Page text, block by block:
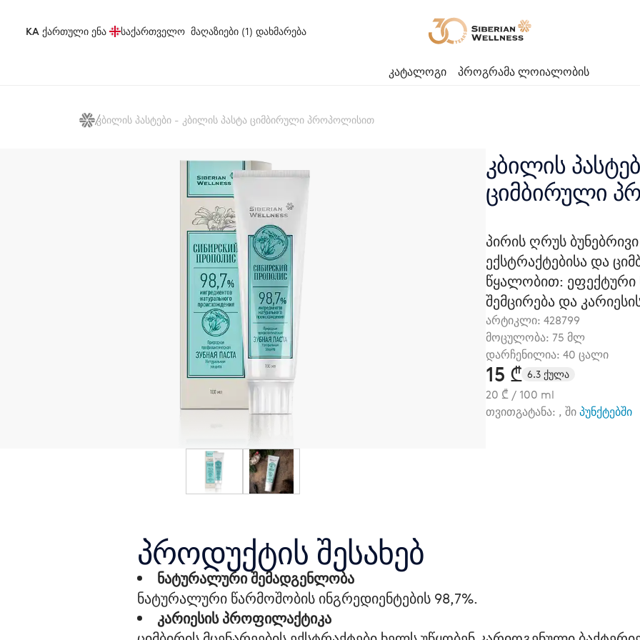
KA ქართული ენა საქართველო მაღაზიები (1) დახმარება
კატალოგი პროგრამა ლოიალობის
კბილის პასტები - კბილის პასტა ციმბირული პროპოლისით
კბილის
ციმბირული
პირის ღრუს
ექსტრაქტებისა და
წყალობით: ეფექტური
შემცირება და
არტიკლი: 428799
მოცულობა: 75 მლ
დარჩენილია: 40 ცალი
15 ₾ 6.3 ქულა
20 ₾ / 100 ml
თვითგატანა: , შიპუნქტებში
პროდუქტის შესახებ
ნატურალური შემადგენლობა
ნატურალური წარმოშობის ინგრედიენტების 98,7%.
კარიესის პროფილაქტიკა